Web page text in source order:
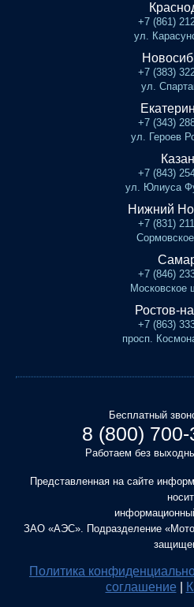
+7 (861)
ул.
+7 (383)
ул.
+7 (343)
ул. Героев
+7 (843)
ул. Юлиуса
Нижний
+7 (831)
+7 (846)
Московское
Ростов-
+7 (863)
просп.
Бесплатный
8 (800) 700-
Работаем без
Представленная на сайте
носит
ЗАО «АЭС». Подразделение
Политика
соглашение